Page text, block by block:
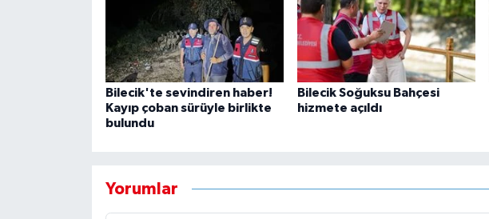
Bilecik'te sevindiren haber!
Kayıp çoban sürüyle birlikte
bulundu
Bilecik Soğuksu Bahçesi
hizmete açıldı
Yorumlar